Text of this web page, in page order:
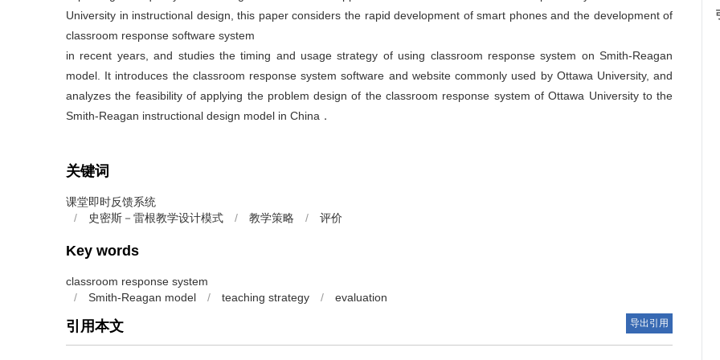
University in instructional design, this paper considers the rapid development of smart phones and the development of
classroom response software system
in recent years, and studies the timing and usage strategy of using classroom response system on Smith-Reagan
model. It introduces the classroom response system software and website commonly used by Ottawa University, and
analyzes the feasibility of applying the problem design of the classroom response system of Ottawa University to the
Smith-Reagan instructional design model in China．
关键词
课堂即时反馈系统
/
史密斯－雷根教学设计模式 / 教学策略 / 评价
Key words
classroom response system
/
Smith-Reagan model / teaching strategy / evaluation
引用本文 导出引用